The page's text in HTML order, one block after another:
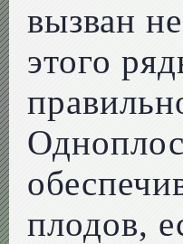
вызван
этого
плодов,